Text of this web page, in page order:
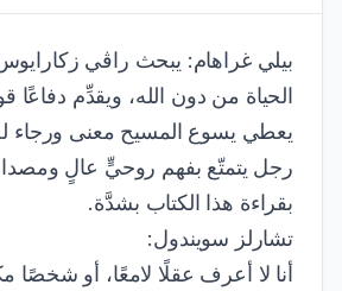
بيلي غراهام: يبحث راڤي
الحياة من دون الله، ويقدِّم دفاعًا
يعطي يسوع المسيح معنى ورجاء
رجل يتمتّع بفهم روحيٍّ عالٍ
بقراءة هذا الكتاب بشدَّة.
تشارلز سويندول:
أنا لا أعرف عقلًا لامعًا، أو شخصًا